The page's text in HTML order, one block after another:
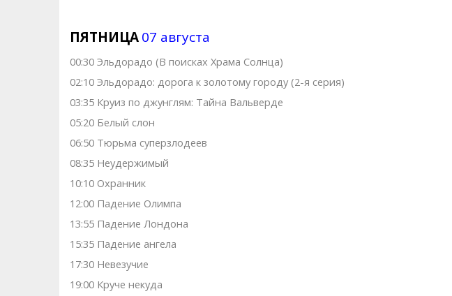
ПЯТНИЦА07 августа
00:30 Эльдорадо (В поисках Храма Солнца)
02:10 Эльдорадо: дорога к золотому городу (2-я серия)
03:35 Круиз по джунглям: Тайна Вальверде
05:20 Белый слон
06:50 Тюрьма суперзлодеев
08:35 Неудержимый
10:10 Охранник
12:00 Падение Олимпа
13:55 Падение Лондона
15:35 Падение ангела
17:30 Невезучие
19:00 Круче некуда